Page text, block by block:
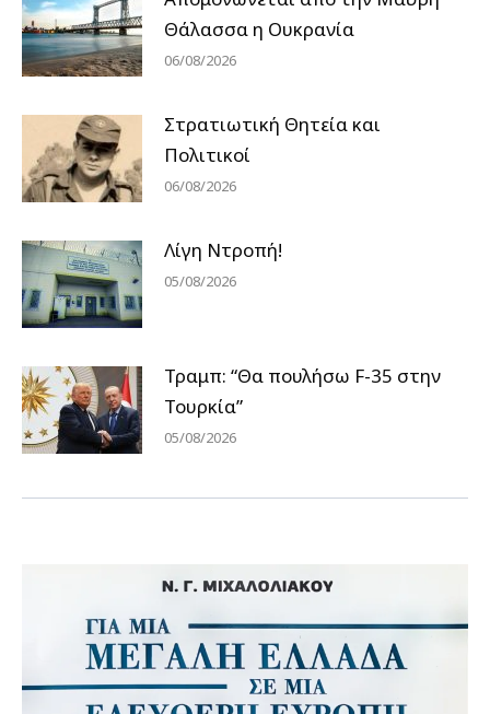
Θάλασσα η Ουκρανία
06/08/2026
Στρατιωτική Θητεία και
Πολιτικοί
06/08/2026
Λίγη Ντροπή!
05/08/2026
Τραμπ: “Θα πουλήσω F-35 στην
Τουρκία”
05/08/2026